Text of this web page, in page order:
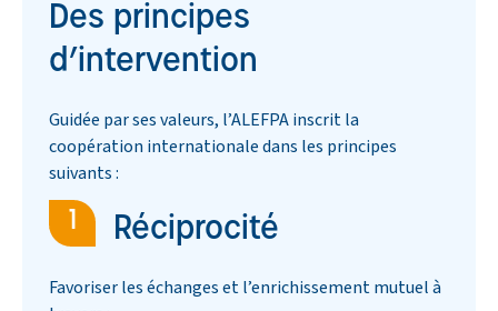
Des principes
d’intervention
Guidée par ses valeurs, l’ALEFPA inscrit la
coopération internationale dans les principes
suivants :
Réciprocité
Favoriser les échanges et l’enrichissement mutuel à